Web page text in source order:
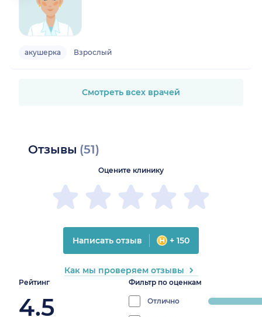
акушерка Взрослый
Смотреть всех врачей
Отзывы (51)
Рейтинг
4.5
Фильтр по оценкам
Отлично
progress:
Оцените клинику
Написать отзыв + 150
Как мы проверяем отзывы